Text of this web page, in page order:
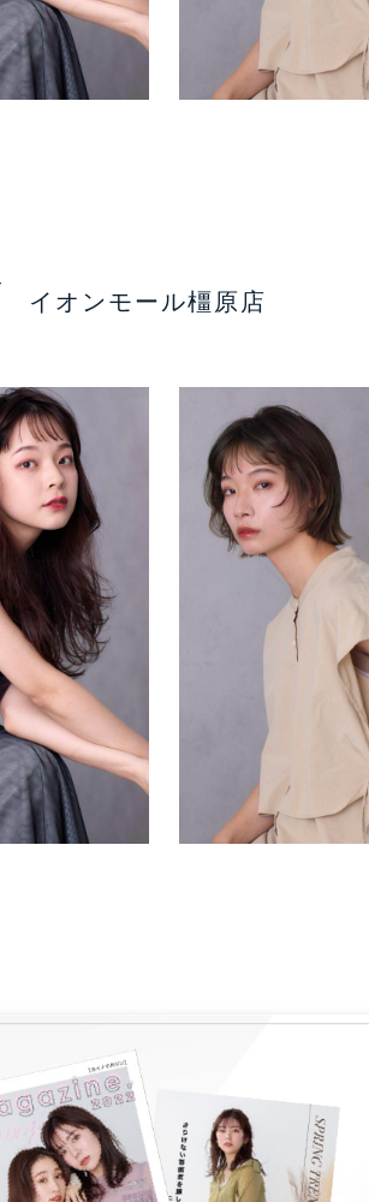
イオンモール橿原店